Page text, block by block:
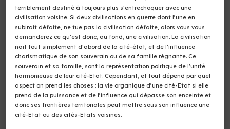
terriblement destiné à toujours plus s’entrechoquer avec une
civilisation voisine. Si deux civilisations en guerre dont l’une en
subirait défaite, ne tue pas la civilisation défaite, alors vous vous
demanderez ce qu’est donc, au fond, une civilisation. La civilisation
naît tout simplement d’abord de la cité-état, et de l’influence
charismatique de son souverain ou de sa famille régnante. Ce
souverain et sa famille, sont la représentation politique de l’unité
harmonieuse de leur cité-Etat. Cependant, et tout dépend par quel
aspect on prend les choses : la vie organique d’une cité-Etat si elle
prend de la puissance et de l’influence qui dépasse son enceinte et
donc ses frontières territoriales peut mettre sous son influence une
cité-Etat ou des cités-Etats voisines.